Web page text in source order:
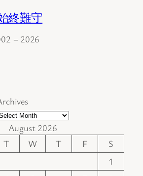
終難守
– 2026
August 2026
T W T F
S
1